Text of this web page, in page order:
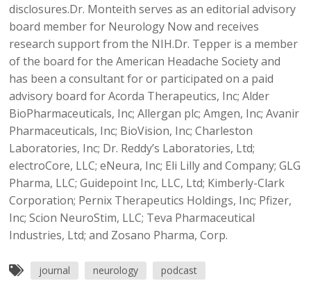
disclosures.Dr. Monteith serves as an editorial advisory
board member for Neurology Now and receives
research support from the NIH.Dr. Tepper is a member
of the board for the American Headache Society and
has been a consultant for or participated on a paid
advisory board for Acorda Therapeutics, Inc; Alder
BioPharmaceuticals, Inc; Allergan plc; Amgen, Inc; Avanir
Pharmaceuticals, Inc; BioVision, Inc; Charleston
Laboratories, Inc; Dr. Reddy’s Laboratories, Ltd;
electroCore, LLC; eNeura, Inc; Eli Lilly and Company; GLG
Pharma, LLC; Guidepoint Inc, LLC, Ltd; Kimberly-Clark
Corporation; Pernix Therapeutics Holdings, Inc; Pfizer,
Inc; Scion NeuroStim, LLC; Teva Pharmaceutical
Industries, Ltd; and Zosano Pharma, Corp.
journal neurology podcast